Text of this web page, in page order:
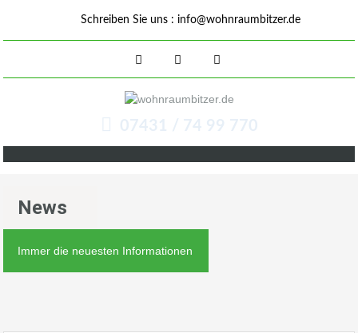
Schreiben Sie uns : info@wohnraumbitzer.de
07431 / 74 99 770
News
Immer die neuesten Informationen